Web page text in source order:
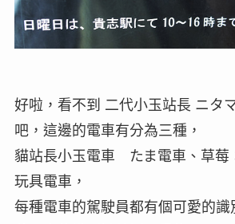
好啦，看不到 二代小玉站長 ニタ
吧，這邊的電車有分為三種，
貓站長小玉電車 たま電車、草莓
玩具電車，
每種電車的駕駛員都有個可愛的識